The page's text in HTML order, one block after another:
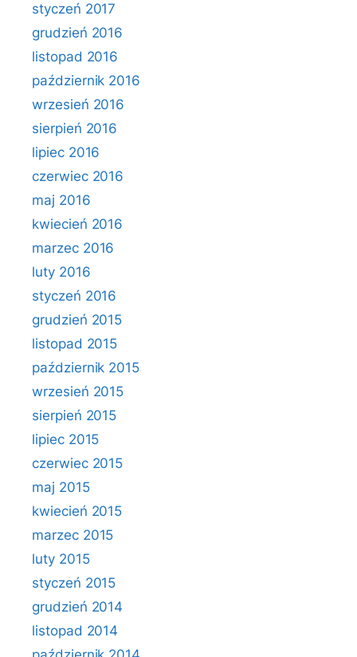
styczeń 2017
grudzień 2016
listopad 2016
październik 2016
wrzesień 2016
sierpień 2016
lipiec 2016
czerwiec 2016
maj 2016
kwiecień 2016
marzec 2016
luty 2016
styczeń 2016
grudzień 2015
listopad 2015
październik 2015
wrzesień 2015
sierpień 2015
lipiec 2015
czerwiec 2015
maj 2015
kwiecień 2015
marzec 2015
luty 2015
styczeń 2015
grudzień 2014
listopad 2014